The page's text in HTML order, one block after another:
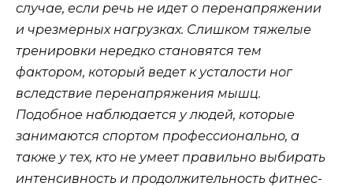
случае, если речь не идет о перенапряжении
и чрезмерных нагрузках. Слишком тяжелые
тренировки нередко становятся тем
фактором, который ведет к усталости ног
вследствие перенапряжения мышц.
Подобное наблюдается у людей, которые
занимаются спортом профессионально, а
также у тех, кто не умеет правильно выбирать
интенсивность и продолжительность фитнес-